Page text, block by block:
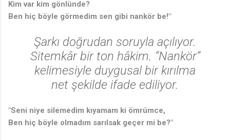
Kim var kim gönlünde?
Ben hiç böyle görmedim sen gibi nankör be!"
Şarkı doğrudan soruyla açılıyor.
Sitemkâr bir ton hâkim. “Nankör”
kelimesiyle duygusal bir kırılma
net şekilde ifade ediliyor.
"Seni niye silemedim kıyamam ki ömrümce,
Ben hiç böyle olmadım sarılsak geçer mi be?"